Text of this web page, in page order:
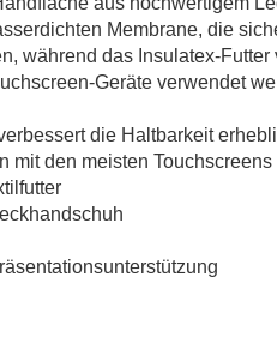
Membrane, die
während das Insulatex-
Geräte verwendet
die Haltbarkeit
mit den meisten